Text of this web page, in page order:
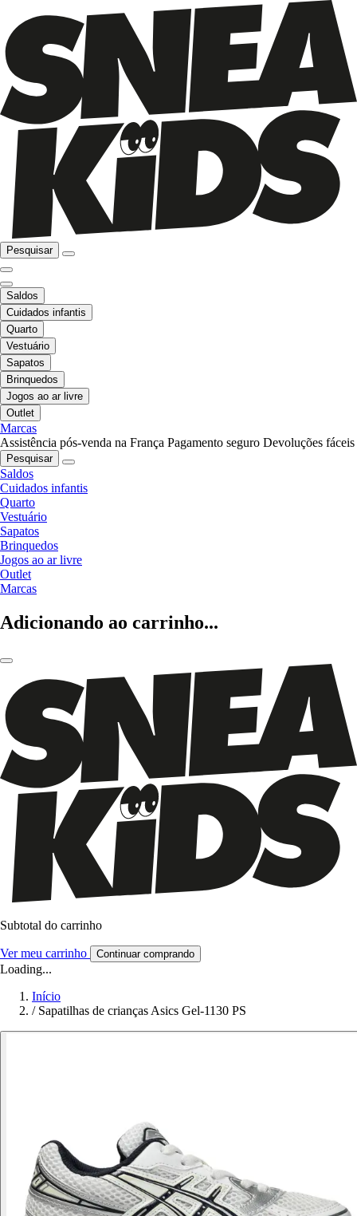
Pesquisar
Saldos
Cuidados infantis
Quarto
Vestuário
Sapatos
Brinquedos
Jogos ao ar livre
Outlet
Marcas
Assistência pós-venda na França Pagamento seguro Devoluções fáceis
Pesquisar
Saldos
Cuidados infantis
Quarto
Vestuário
Sapatos
Brinquedos
Jogos ao ar livre
Outlet
Marcas
Adicionando ao carrinho...
Subtotal do carrinho
Ver meu carrinho Continuar comprando
Loading...
Início
/ Sapatilhas de crianças Asics Gel-1130 PS